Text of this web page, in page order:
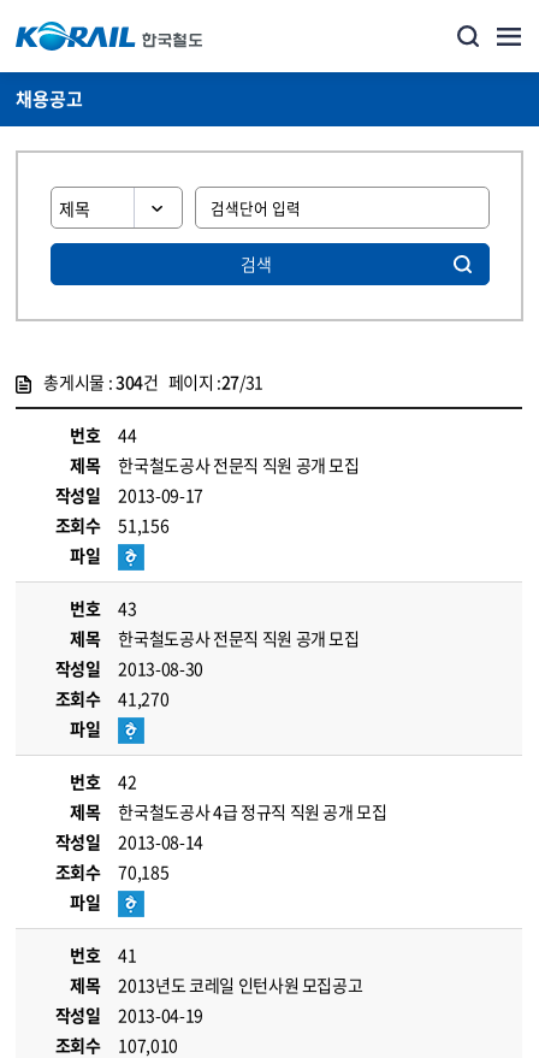
채용공고
검색
총게시물 :304건 페이지 :27/31
번호
44
제목
한국철도공사 전문직 직원 공개 모집
작성일
2013-09-17
조회수
51,156
파일
번호
43
제목
한국철도공사 전문직 직원 공개 모집
작성일
2013-08-30
조회수
41,270
파일
번호
42
제목
한국철도공사 4급 정규직 직원 공개 모집
작성일
2013-08-14
조회수
70,185
파일
번호
41
제목
2013년도 코레일 인턴사원 모집공고
작성일
2013-04-19
조회수
107,010